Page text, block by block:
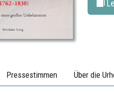
Pressestimmen Über die